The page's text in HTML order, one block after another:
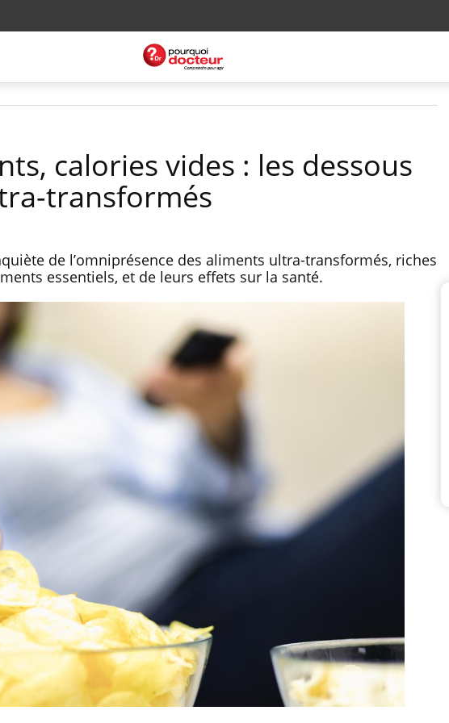
calories vides : les dessous
transformés
de l’omniprésence des aliments ultra-transformés, riches
essentiels, et de leurs effets sur la santé.
Cerveau : le mystère de la
enfin expliqué
Intolérance au gluten : les
recommandations de la
Insuffisance cardiaque :
comment mieux la
prévenir
Le décalage des horaires
d'été : quel impact sur le
sommeil ?
Grossesse : ces polluants